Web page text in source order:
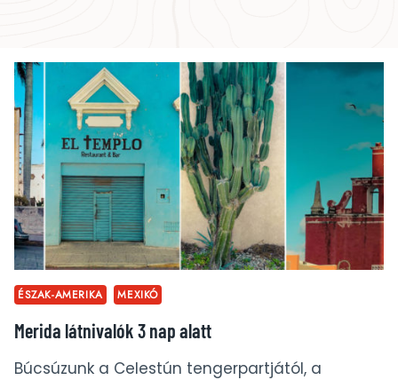
ÉSZAK-AMERIKA MEXIKÓ
Merida látnivalók 3 nap alatt
Búcsúzunk a Celestún tengerpartjától, a